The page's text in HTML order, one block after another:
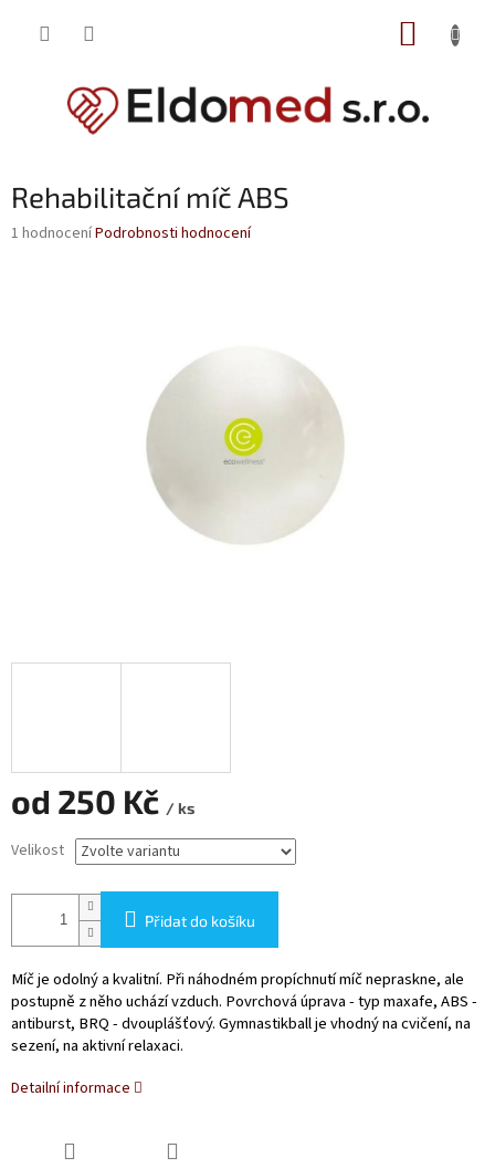
Rehabilitační míč ABS
Průměrné
1 hodnoceníPodrobnosti hodnocení
od 250 Kč / ks
cena:
Velikost
Přidat do košíku
Míč je odolný a kvalitní. Při náhodném propíchnutí míč nepraskne, ale
postupně z něho uchází vzduch. Povrchová úprava - typ maxafe, ABS -
antiburst, BRQ - dvouplášťový. Gymnastikball je vhodný na cvičení, na
sezení, na aktivní relaxaci.
Detailní informace